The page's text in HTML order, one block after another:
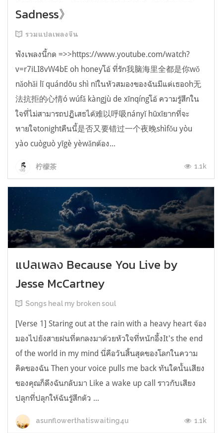
Sadness》
รวมแปลเพลงจีน
ฟังเพลงนี้กด =>>https://www.youtube.com/watch?
v=r7iLI8vW4bE oh honeyโอ้ ที่รัก我脑海里全都是你wǒ
nǎohǎi lǐ quándōu shì nǐในหัวสมองของฉันมีแต่เธอoh无
法抗拒的心情ó wúfǎ kàngjù de xīnqíngโอ้ ความรู้สึกใน
ใจที่ไม่สามารถปฏิเสธได้难以呼吸nányǐ hūxīยากที่จะ
หายใจtonightคืนนี้是否又要错过一个夜晚shìfǒu yòu
yào cuòguò yīgè yèwǎnต้อง...
柠檬茶 1.1k
แปลเพลง Because You Live by
Jesse McCartney
Songs heal my broken soul
[Verse 1] Staring out at the rain with a heavy heart จ้อง
มองไปยังสายฝนที่ตกลงมาด้วยหัวใจที่หนักอึ้งIt's the end
of the world in my mind นี่คือวันสิ้นสุดของโลกในความ
คิดของฉัน Then your voice pulls me back ทันใดนั้นเสียง
ของคุณก็ดึงฉันกลับมา Like a wake up call ราวกับเสียง
ปลุกที่ปลุกให้ฉันรู้สึกตัว ...
asunflowerthatiswaiting4u 1.1k